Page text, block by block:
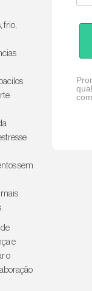
frio,
sem
e
o